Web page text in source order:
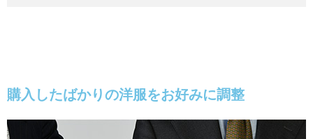
購入したばかりの洋服をお好みに調整